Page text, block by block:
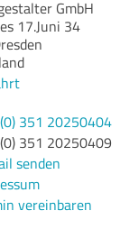
GmbH
17.Juni 34
351 20250404
351 20250409
senden
vereinbaren